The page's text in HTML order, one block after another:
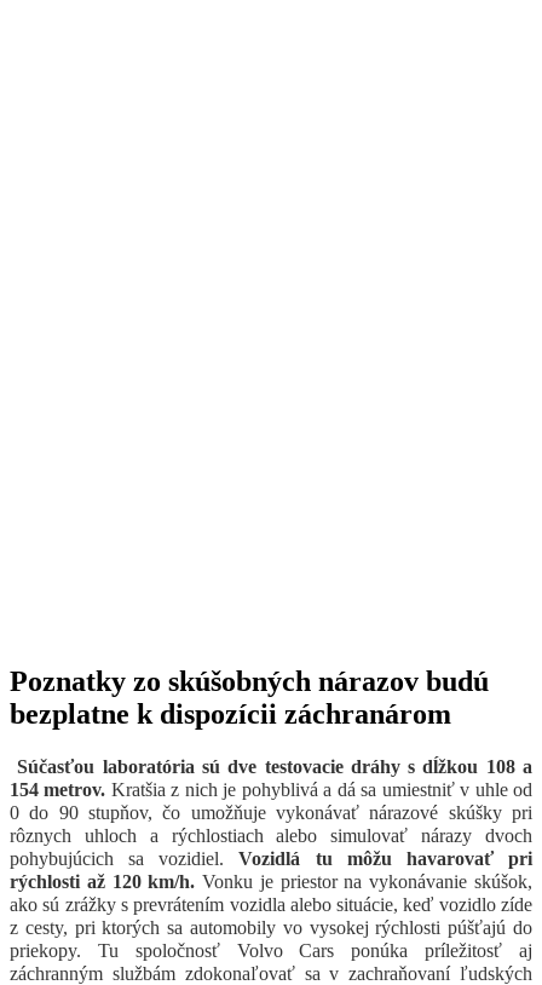
Poznatky zo skúšobných nárazov budú
bezplatne k dispozícii záchranárom
Súčasťou laboratória sú dve testovacie dráhy s dĺžkou 108 a
154 metrov. Kratšia z nich je pohyblivá a dá sa umiestniť v uhle od
0 do 90 stupňov, čo umožňuje vykonávať nárazové skúšky pri
rôznych uhloch a rýchlostiach alebo simulovať nárazy dvoch
pohybujúcich sa vozidiel.Vozidlá tu môžu havarovať pri
rýchlosti až 120 km/h. Vonku je priestor na vykonávanie skúšok,
ako sú zrážky s prevrátením vozidla alebo situácie, keď vozidlo zíde
z cesty, pri ktorých sa automobily vo vysokej rýchlosti púšťajú do
priekopy. Tu spoločnosť Volvo Cars ponúka príležitosť aj
záchranným službám zdokonaľovať sa v zachraňovaní ľudských